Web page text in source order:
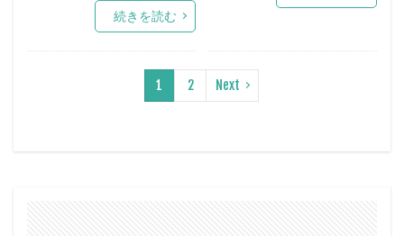
続きを読む
1 2 Next